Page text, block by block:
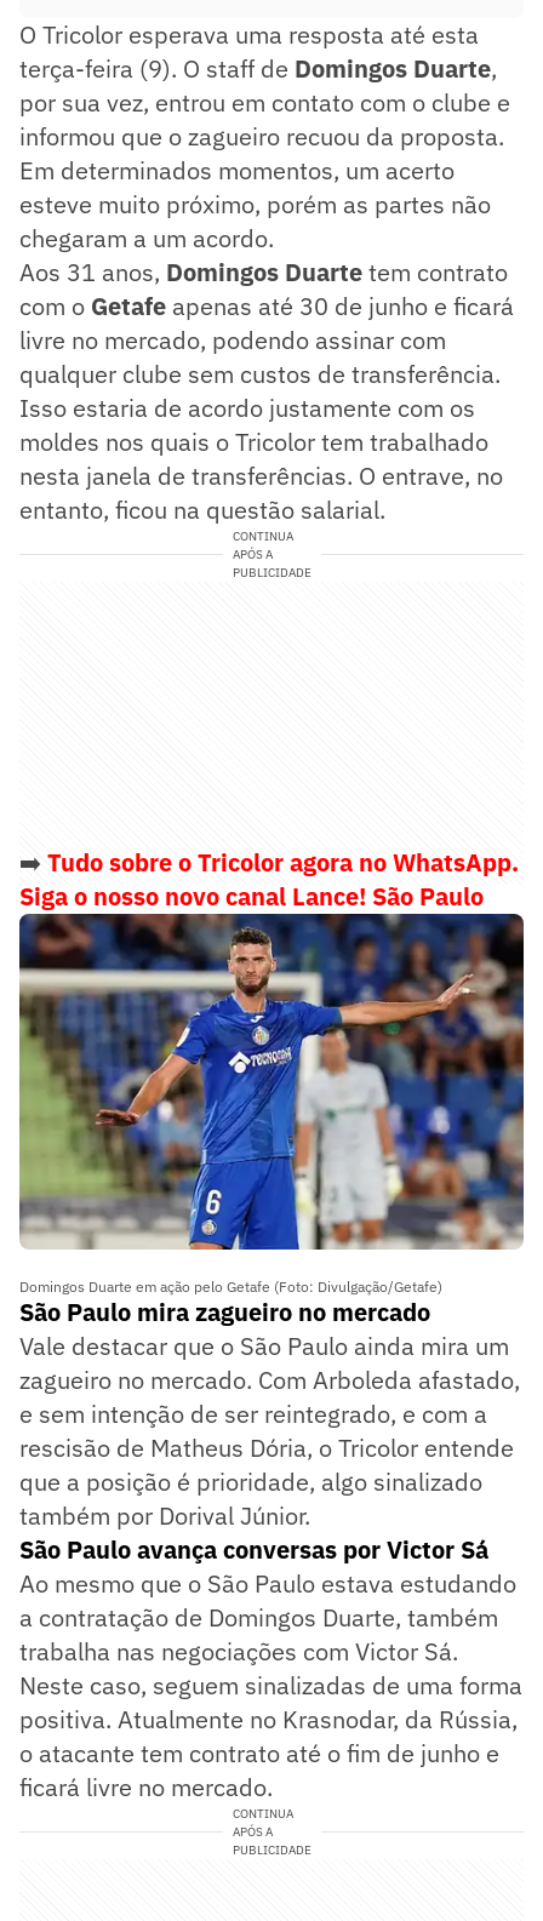
O Tricolor esperava uma resposta até esta
terça-feira (9). O staff de Domingos Duarte,
por sua vez, entrou em contato com o clube e
informou que o zagueiro recuou da proposta.
Em determinados momentos, um acerto
esteve muito próximo, porém as partes não
chegaram a um acordo.
Aos 31 anos, Domingos Duartetem contrato
com o Getafe apenas até 30 de junho e ficará
livre no mercado, podendo assinar com
qualquer clube sem custos de transferência.
Isso estaria de acordo justamente com os
moldes nos quais o Tricolor tem trabalhado
nesta janela de transferências. O entrave, no
entanto, ficou na questão salarial.
CONTINUA
APÓS A
PUBLICIDADE
➡️ Tudo sobre o Tricolor agora no WhatsApp.
Siga o nosso novo canal Lance! São Paulo
Domingos Duarte em ação pelo Getafe (Foto: Divulgação/Getafe)
São Paulo mira zagueiro no mercado
Vale destacar que o São Paulo ainda mira um
zagueiro no mercado. Com Arboleda afastado,
e sem intenção de ser reintegrado, e com a
rescisão de Matheus Dória, o Tricolor entende
que a posição é prioridade, algo sinalizado
também por Dorival Júnior.
São Paulo avança conversas por Victor Sá
Ao mesmo que o São Paulo estava estudando
a contratação de Domingos Duarte, também
trabalha nas negociações com Victor Sá.
Neste caso, seguem sinalizadas de uma forma
positiva. Atualmente no Krasnodar, da Rússia,
o atacante tem contrato até o fim de junho e
ficará livre no mercado.
CONTINUA
APÓS A
PUBLICIDADE